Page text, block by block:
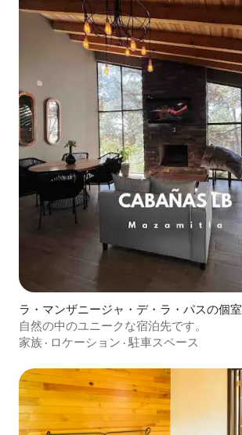
ラ・マンザニージャ・デ・ラ・パスの個室
自然の中のユニークな宿泊先です。
家族 · ロケーション ·駐車スペース